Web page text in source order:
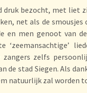
druk bezocht, met liet
net als de
en men genoot van
‘zeemansachtige’
zangers zelfs
de stad Siegen. Als
natuurlijk zal worden